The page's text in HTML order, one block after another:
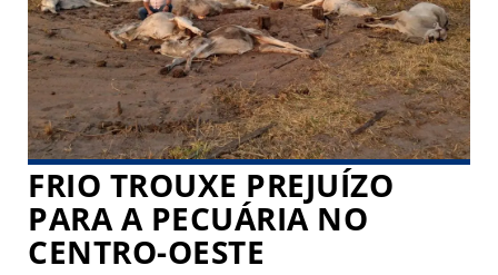
FRIO TROUXE PREJUÍZO
PARA A PECUÁRIA NO
CENTRO-OESTE